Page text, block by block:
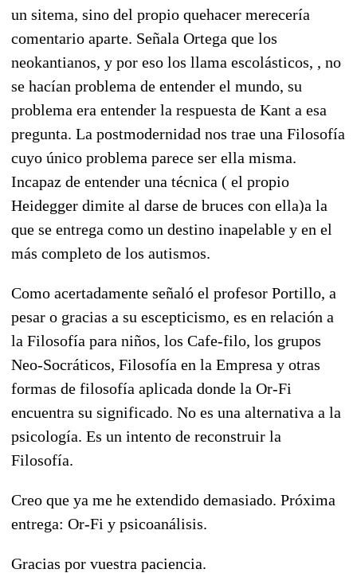
un sitema, sino del propio quehacer merecería
comentario aparte. Señala Ortega que los
neokantianos, y por eso los llama escolásticos, , no
se hacían problema de entender el mundo, su
problema era entender la respuesta de Kant a esa
pregunta. La postmodernidad nos trae una Filosofía
cuyo único problema parece ser ella misma.
Incapaz de entender una técnica ( el propio
Heidegger dimite al darse de bruces con ella)a la
que se entrega como un destino inapelable y en el
más completo de los autismos.
Como acertadamente señaló el profesor Portillo, a
pesar o gracias a su escepticismo, es en relación a
la Filosofía para niños, los Cafe-filo, los grupos
Neo-Socráticos, Filosofía en la Empresa y otras
formas de filosofía aplicada donde la Or-Fi
encuentra su significado. No es una alternativa a la
psicología. Es un intento de reconstruir la
Filosofía.
Creo que ya me he extendido demasiado. Próxima
entrega: Or-Fi y psicoanálisis.
Gracias por vuestra paciencia.